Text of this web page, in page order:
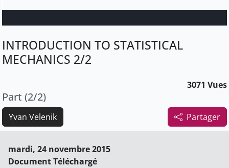
INTRODUCTION TO STATISTICAL
MECHANICS 2/2
3071 Vues
Part (2/2)
Partager
Yvan Velenik
mardi, 24 novembre 2015
Document Téléchargé